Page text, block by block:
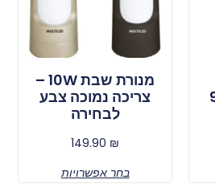
מנורת שבת 10W –
צריכה נמוכה צבע
לבחירה
149.90 ₪
בחר אפשרויות